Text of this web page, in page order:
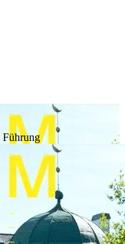
Führung